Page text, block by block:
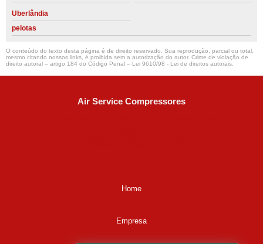
Uberlândia
pelotas
O conteúdo do texto desta página é de direito reservado. Sua reprodução, parcial ou total,
mesmo citando nossos links, é proibida sem a autorização do autor. Crime de violação de
direito autoral – artigo 184 do Código Penal – Lei 9610/98 - Lei de direitos autorais.
Air Service Compressores
Home
Empresa